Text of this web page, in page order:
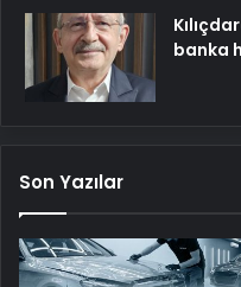
banka
Son Yazılar